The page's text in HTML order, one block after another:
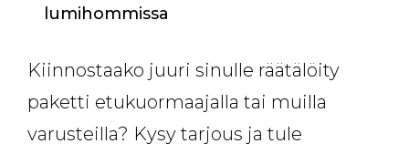
lumihommissa
Kiinnostaako juuri sinulle räätälöity
paketti etukuormaajalla tai muilla
varusteilla? Kysy tarjous ja tule